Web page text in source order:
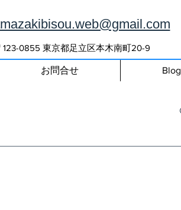
123-0855 東京都足立区本木南町20-9
お問合せ Blog